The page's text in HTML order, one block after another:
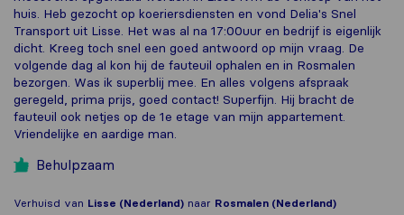
huis. Heb gezocht op koeriersdiensten en vond Delia's Snel
Transport uit Lisse. Het was al na 17:00uur en bedrijf is eigenlijk
dicht. Kreeg toch snel een goed antwoord op mijn vraag. De
volgende dag al kon hij de fauteuil ophalen en in Rosmalen
bezorgen. Was ik superblij mee. En alles volgens afspraak
geregeld, prima prijs, goed contact! Superfijn. Hij bracht de
fauteuil ook netjes op de 1e etage van mijn appartement.
Vriendelijke en aardige man.
Behulpzaam
Verhuisd van Lisse (Nederland) naar Rosmalen (Nederland)